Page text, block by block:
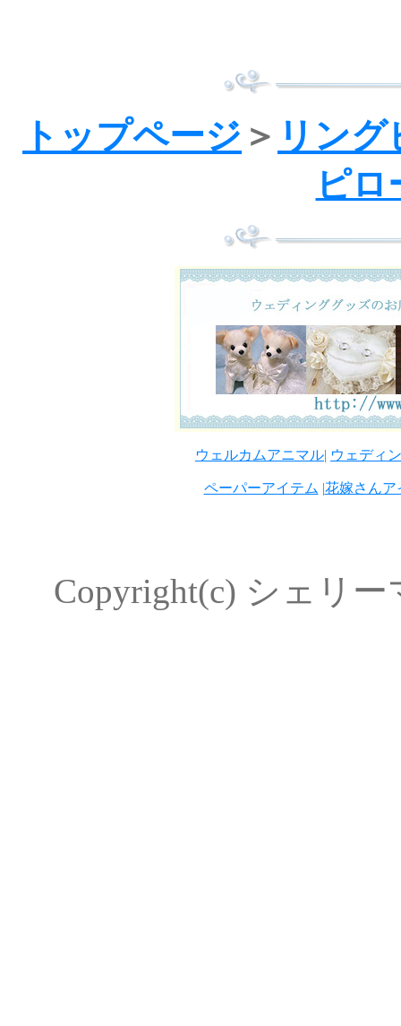
トップページ ＞ リン
ピロ
ウェルカムアニマル| ウェディ
ペーパーアイテム |花嫁さんア
Copyright(c) シェリ